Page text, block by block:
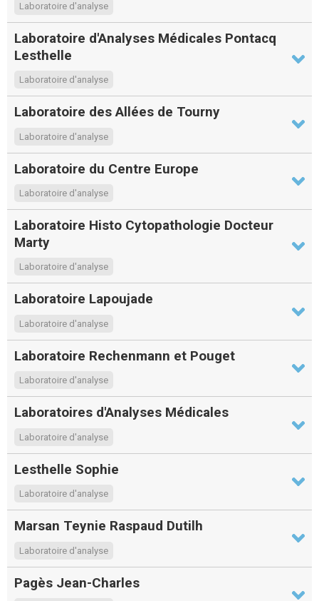
Laboratoire d'analyse
Laboratoire d'Analyses Médicales Pontacq
Lesthelle
Laboratoire d'analyse
Laboratoire des Allées de Tourny
Laboratoire d'analyse
Laboratoire du Centre Europe
Laboratoire d'analyse
Laboratoire Histo Cytopathologie Docteur
Marty
Laboratoire d'analyse
Laboratoire Lapoujade
Laboratoire d'analyse
Laboratoire Rechenmann et Pouget
Laboratoire d'analyse
Laboratoires d'Analyses Médicales
Laboratoire d'analyse
Lesthelle Sophie
Laboratoire d'analyse
Marsan Teynie Raspaud Dutilh
Laboratoire d'analyse
Pagès Jean-Charles